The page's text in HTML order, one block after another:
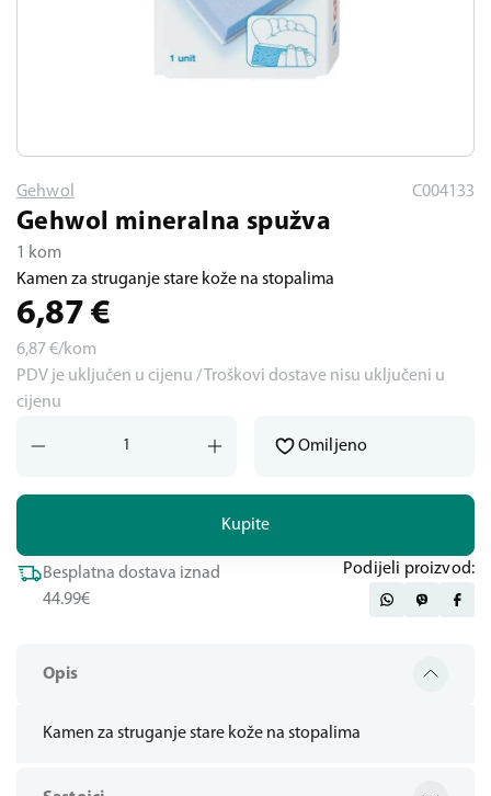
Opis
Kamen za struganje stare kože na stopalima
Gehwol C004133
Gehwol mineralna spužva
1 kom
Kamen za struganje stare kože na stopalima
6,87 €
6,87 €/kom
PDV je uključen u cijenu / Troškovi dostave nisu uključeni u
cijenu
Kupite
Omiljeno
Besplatna dostava iznad
44.99€
Podijeli proizvod: